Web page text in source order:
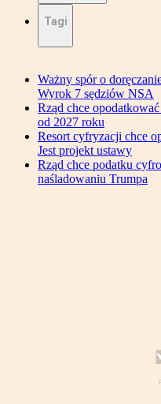
Tagi
Ważny spór o
Wyrok 7 sędziów NSA
Rząd chce
od 2027 roku
Resort cyfryzacji chce
Jest projekt ustawy
Rząd chce podatku
naśladowaniu Trumpa